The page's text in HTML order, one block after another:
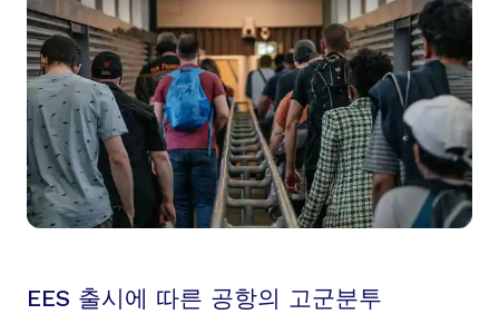
EES 출시에 따른 공항의 고군분투